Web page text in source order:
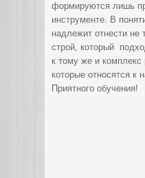
формируются лишь
инструменте. В
надлежит отнести не
строй, который
к тому же и комплекс
которые относятся к
Приятного обучения!